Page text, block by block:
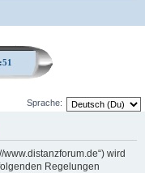
Sprache:
www.distanzforum.de“) wird
Regelungen